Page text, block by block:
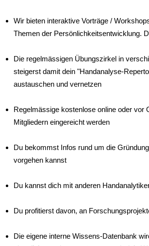
Wir bieten interaktive Vorträge /
Themen der Persönlichkeitsentwicklung.
Die regelmässigen Übungszirkel in
steigerst damit dein "Handanalyse-
austauschen und vernetzen
Regelmässige kostenlose online oder
Mitgliedern eingereicht werden
Du bekommst Infos rund um die
vorgehen kannst
Du kannst dich mit anderen
Du profitierst davon, an
Die eigene interne Wissens-Datenbank